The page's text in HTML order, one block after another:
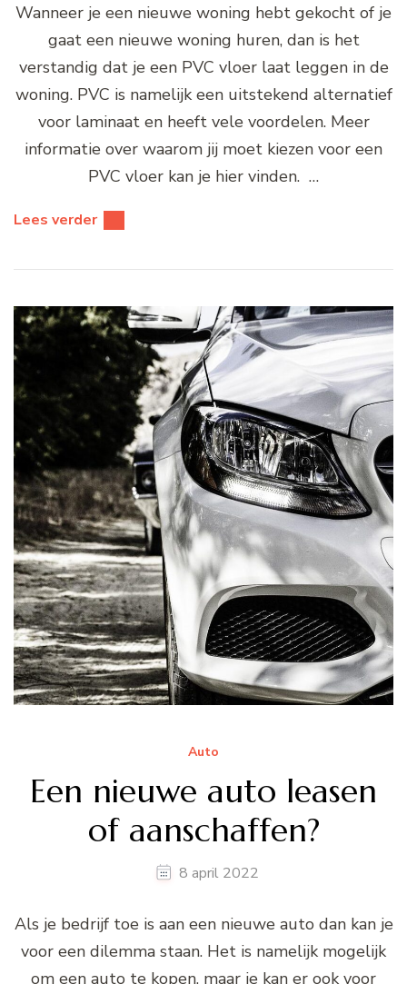
Wanneer je een nieuwe woning hebt gekocht of je
gaat een nieuwe woning huren, dan is het
verstandig dat je een PVC vloer laat leggen in de
woning. PVC is namelijk een uitstekend alternatief
voor laminaat en heeft vele voordelen. Meer
informatie over waarom jij moet kiezen voor een
PVC vloer kan je hier vinden. …
Lees verder
Auto
Een nieuwe auto leasen
of aanschaffen?
8 april 2022
Als je bedrijf toe is aan een nieuwe auto dan kan je
voor een dilemma staan. Het is namelijk mogelijk
om een auto te kopen, maar je kan er ook voor